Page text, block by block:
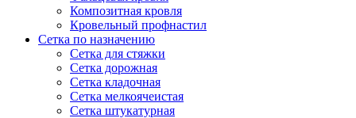
Композитная кровля
Кровельный профнастил
Сетка по назначению
Сетка для стяжки
Сетка дорожная
Сетка кладочная
Сетка мелкоячеистая
Сетка штукатурная